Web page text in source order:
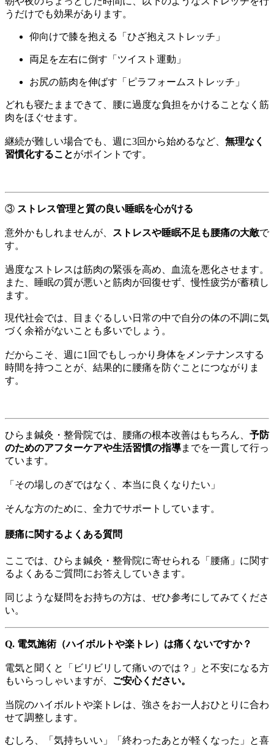
うだけでも効果があります。
仰向けで膝を抱える「ひざ抱えストレッチ」
両足を左右に倒す「ツイスト運動」
お尻の筋肉を伸ばす「ピラフォームストレッチ」
どれも寝たままできて、腰に過度な負担をかけることなく筋
肉をほぐせます。
継続が難しい場合でも、週に3回から始めるなど、 無理なく
習慣化することがポイントです。
③ ストレス管理と質の良い睡眠を心がける
意外かもしれませんが、 ストレスや睡眠不足も腰痛の大敵で
す。
過度なストレスは筋肉の緊張を高め、血流を悪化させます。
また、睡眠の質が悪いと筋肉が回復せず、慢性疲労が蓄積し
ます。
現代社会では、目まぐるしい日常の中で自分の体の不調に気
づく余裕がないことも多いでしょう。
だからこそ、週に1回でもしっかり身体をメンテナンスする
時間を持つことが、結果的に腰痛を防ぐことにつながりま
す。
ひらま鍼灸・整骨院では、腰痛の根本改善はもちろん、 予防
のためのアフターケアや生活習慣の指導までを一貫して行っ
ています。
「その場しのぎではなく、本当に良くなりたい」
そんな方のために、全力でサポートしています。
腰痛に関するよくある質問
ここでは、ひらま鍼灸・整骨院に寄せられる「腰痛」に関す
るよくあるご質問にお答えしていきます。
同じような疑問をお持ちの方は、ぜひ参考にしてみてくださ
い。
Q. 電気施術（ハイボルトや楽トレ）は痛くないですか？
電気と聞くと「ビリビリして痛いのでは？」と不安になる方
もいらっしゃいますが、 ご安心ください。
当院のハイボルトや楽トレは、強さをお一人おひとりに合わ
せて調整します。
むしろ、「気持ちいい」「終わったあとが軽くなった」と喜